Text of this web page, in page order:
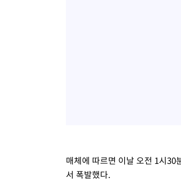
매체에 따르면 이날 오전 1시30
서 폭발했다.